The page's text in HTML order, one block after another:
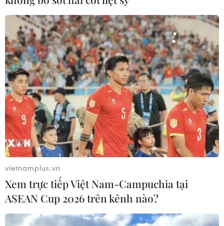
thiết bị mới
07/08/2026 14:20
Khởi tố, truy nã 3 đối tượng hoạt
động nhằm lật đổ chính quyền nhân
dân
07/08/2026 13:51
Bộ đội biên phòng Hà Tĩnh cứu nạn
thành công ngư dân gặp tai nạn trên
biển
07/08/2026 13:38
Nứt núi, Thanh Hóa sơ tán khẩn cấp
nhiều hộ dân
vietnamplus.vn
Xem trực tiếp Việt Nam-Campuchia tại
ASEAN Cup 2026 trên kênh nào?